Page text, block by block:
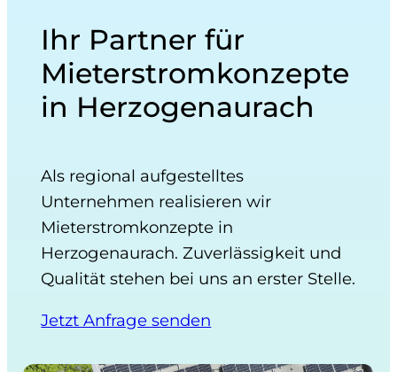
Ihr Partner für
Mieterstromkonzepte
in Herzogenaurach
Als regional aufgestelltes
Unternehmen realisieren wir
Mieterstromkonzepte in
Herzogenaurach. Zuverlässigkeit und
Qualität stehen bei uns an erster Stelle.
Jetzt Anfrage senden